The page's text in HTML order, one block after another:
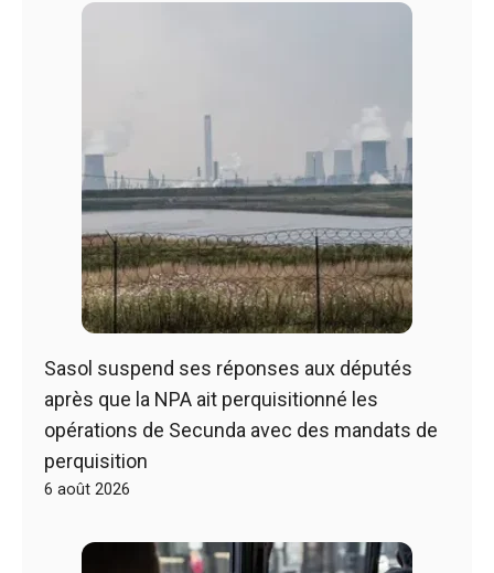
Sasol suspend ses réponses aux députés
après que la NPA ait perquisitionné les
opérations de Secunda avec des mandats de
perquisition
6 août 2026